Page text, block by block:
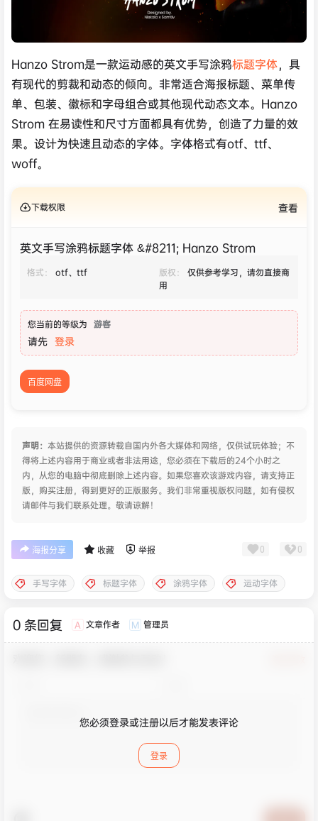
Hanzo Strom是一款运动感的英文手写涂鸦标题字体，具
有现代的剪裁和动态的倾向。非常适合海报标题、菜单传
单、包装、徽标和字母组合或其他现代动态文本。Hanzo
Strom 在易读性和尺寸方面都具有优势，创造了力量的效
果。设计为快速且动态的字体。字体格式有otf、ttf、
woff。
下载权限 查看
英文手写涂鸦标题字体 &#8211; Hanzo Strom
格式： otf、ttf 版权：
仅供参考学习，请勿直接商
用
您当前的等级为 游客
请先 登录
百度网盘
声明： 本站提供的资源转载自国内外各大媒体和网络，仅供试玩体验；不
得将上述内容用于商业或者非法用途，您必须在下载后的24个小时之
内，从您的电脑中彻底删除上述内容。如果您喜欢该游戏内容，请支持正
版，购买注册，得到更好的正版服务。我们非常重视版权问题，如有侵权
请邮件与我们联系处理。敬请谅解！
海报分享 收藏 举报 0 0
手写字体 标题字体 涂鸦字体 运动字体
0 条回复 A 文章作者 M 管理员
您必须登录或注册以后才能发表评论
登录